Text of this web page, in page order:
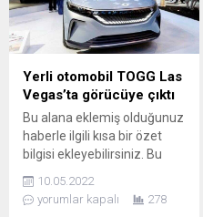
Yerli otomobil TOGG Las
Vegas’ta görücüye çıktı
Bu alana eklemiş olduğunuz
haberle ilgili kısa bir özet
bilgisi ekleyebilirsiniz. Bu
sayfasında "Özet"
bölümünden eklenebilir.
10.05.2022
yorumlar kapalı
278